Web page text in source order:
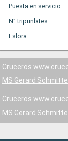
Puesta en servicio:
N° tripunlates:
Eslora:
Cruceros
MS Gerard
Cruceros
MS Gerard